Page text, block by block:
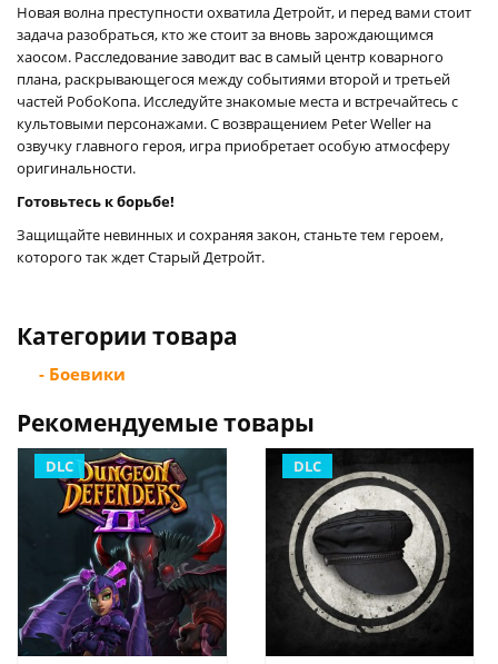
Новая волна преступности охватила Детройт, и перед вами стоит
задача разобраться, кто же стоит за вновь зарождающимся
хаосом. Расследование заводит вас в самый центр коварного
плана, раскрывающегося между событиями второй и третьей
частей РобоКопа. Исследуйте знакомые места и встречайтесь с
культовыми персонажами. С возвращением Peter Weller на
озвучку главного героя, игра приобретает особую атмосферу
оригинальности.
Готовьтесь к борьбе!
Защищайте невинных и сохраняя закон, станьте тем героем,
которого так ждет Старый Детройт.
Категории товара
- Боевики
Рекомендуемые товары
DLC DLC